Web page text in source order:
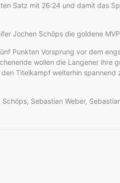
Satz mit 26:24 und damit das
Jochen Schöps die goldene
Punkten Vorsprung vor dem
wollen die Langener ihre
Titelkampf weiterhin spannend
Sebastian Weber,